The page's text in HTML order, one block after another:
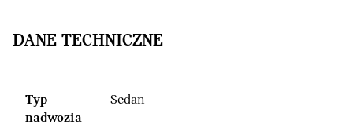
DANE TECHNICZNE
Typ
nadwozia
Sedan